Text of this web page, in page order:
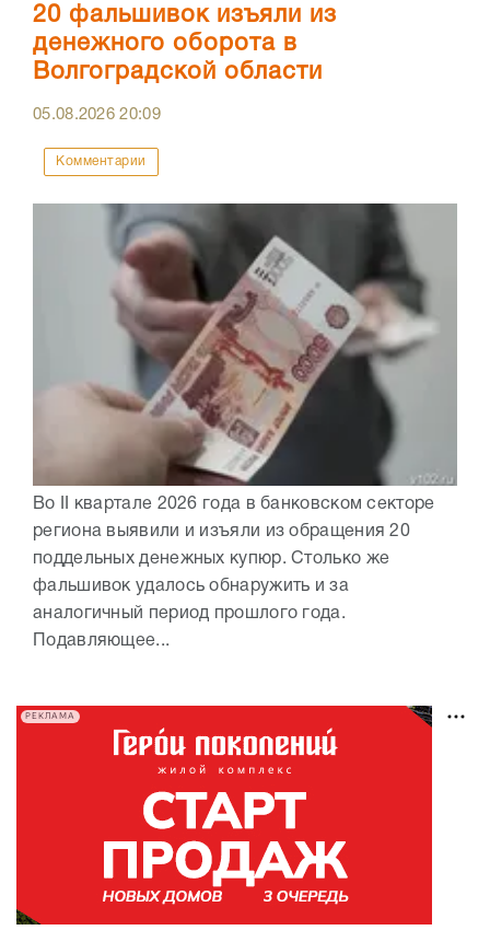
20 фальшивок изъяли из
денежного оборота в
Волгоградской области
05.08.202620:09
Комментарии
Во II квартале 2026 года в банковском секторе
региона выявили и изъяли из обращения 20
поддельных денежных купюр. Столько же
фальшивок удалось обнаружить и за
аналогичный период прошлого года.
Подавляющее...
РЕКЛАМА